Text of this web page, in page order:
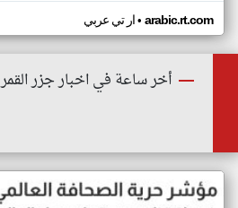
ار تي عربي• arabic.rt.com
أخر ساعة في اخبار جزر القمر